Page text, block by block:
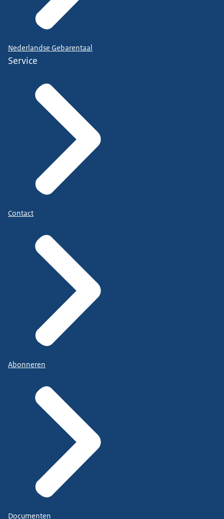
Nederlandse Gebarentaal
Service
Contact
Abonneren
Documenten